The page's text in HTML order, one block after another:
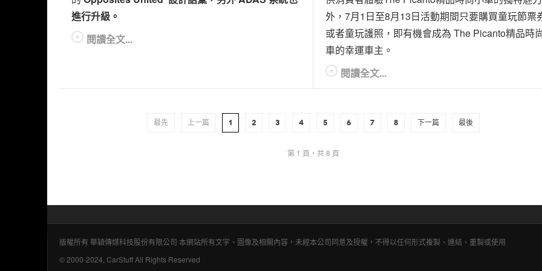
進行升級。
閱讀全文...
外，7月1日至8月13日活動期間只要購買童玩節票
或者童玩護照，即有機會成為 The Picanto精品時
車的幸運車主。
閱讀全文...
最先 上一篇 1 2 3 4 5 6 7 8 下一篇 最後
第 1 頁，共 8 頁
版權所有 華穎傳媒科技股份有限公司 本網站所有文字、圖像及相關內容，未經本公司同意及授權，不得以任何形式複製、連結、重製或使用
© 2000-2024, CarStuff All Rights Reserved